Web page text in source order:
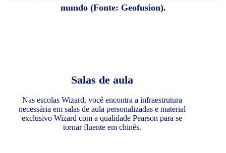
mundo (Fonte: Geofusion).
Salas de aula
Nas escolas Wizard, você encontra a infraestrutura
necessária em salas de aula personalizadas e material
exclusivo Wizard com a qualidade Pearson para se
tornar fluente em chinês.